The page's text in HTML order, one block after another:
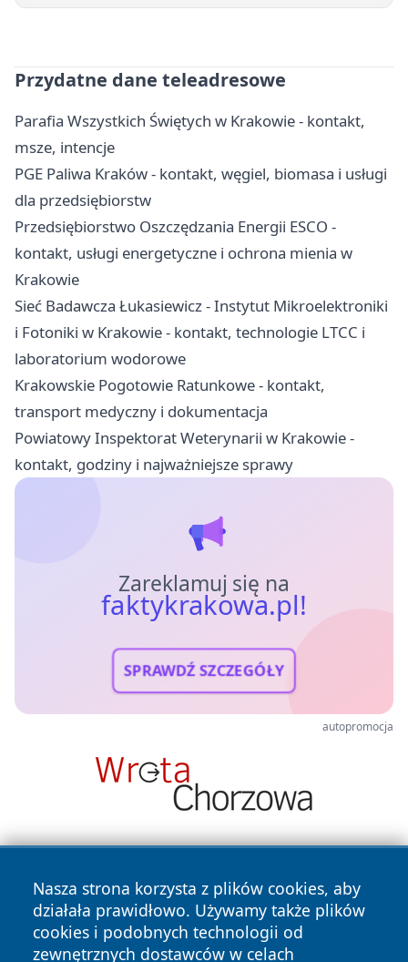
Przydatne dane teleadresowe
Parafia Wszystkich Świętych w Krakowie - kontakt,
msze, intencje
PGE Paliwa Kraków - kontakt, węgiel, biomasa i usługi
dla przedsiębiorstw
Przedsiębiorstwo Oszczędzania Energii ESCO -
kontakt, usługi energetyczne i ochrona mienia w
Krakowie
Sieć Badawcza Łukasiewicz - Instytut Mikroelektroniki
i Fotoniki w Krakowie - kontakt, technologie LTCC i
laboratorium wodorowe
Krakowskie Pogotowie Ratunkowe - kontakt,
transport medyczny i dokumentacja
Powiatowy Inspektorat Weterynarii w Krakowie -
kontakt, godziny i najważniejsze sprawy
Zareklamuj się na
faktykrakowa.pl!
SPRAWDŹ SZCZEGÓŁY
autopromocja
Nasza strona korzysta z plików cookies, aby
działała prawidłowo. Używamy także plików
cookies i podobnych technologii od
zewnętrznych dostawców w celach